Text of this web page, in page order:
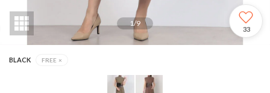
1/9
33
BLACK FREE ×